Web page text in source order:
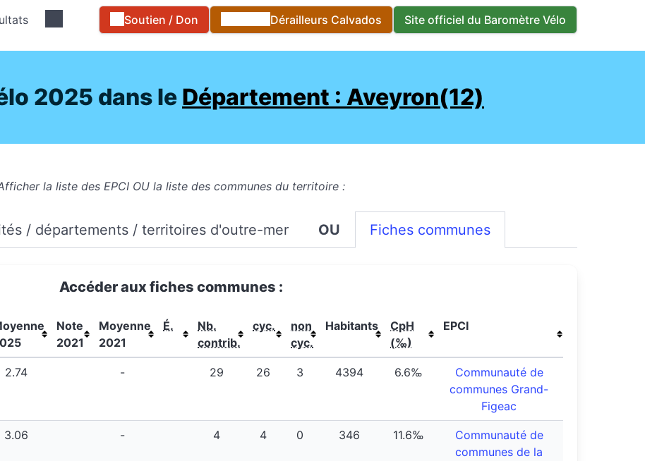
Soutien / Don Dérailleurs Calvados Site officiel du Baromètre Vélo
2025 dans le Département : Aveyron(12)
la liste des EPCI OU la liste des communes du territoire :
/ départements / territoires d'outre-mer OU Fiches communes
Accéder aux fiches communes :
Note
2021
Moyenne
2021
É.
Nb.
contrib.
cyc.
non
cyc.
Habitants
CpH
(‰)
EPCI
2.74 - 29 26 3 4394 6.6‰
Communauté de
communes Grand-
Figeac
3.06 - 4 4 0 346 11.6‰
Communauté de
communes de la